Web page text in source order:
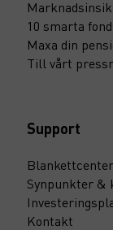
10 smarta
Maxa din
Till vårt
Support
Blankettcenter
Synpunkter &
Kontakt